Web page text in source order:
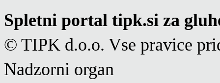
Spletni portal tipk.si za
© TIPK d.o.o. Vse pravice
Nadzorni organ